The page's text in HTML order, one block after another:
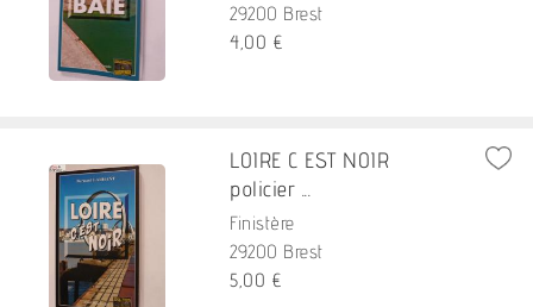
29200 Brest
4,00 €
LOIRE C EST NOIR
policier ...
Finistère
29200 Brest
5,00 €